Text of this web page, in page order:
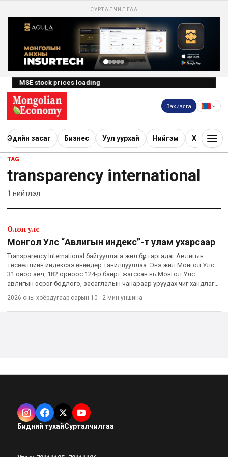
СУРТАЛЧИЛГАА
MSE stock prices loading
Захиалга
Эдийн засаг Бизнес Уул уурхай Нийгэм Хөрөнгө
TAG
transparency international
1 нийтлэл
Олон улс
Монгол Улс “Авлигын индекс”-т улам ухарсаар
Transparency International байгууллага жил бүр гаргадаг Авлигын
төсөөллийн индексээ өнөөдөр танилцууллаа. Энэ жил Монгол Улс
31 оноо авч, 182 орноос 124-р байрт жагссан нь Монгол Улс
авлигын эсрэг бодлого, засаглалын чанараар уруудах чиг хандлага
2026 оны хоёрдугаар сарын 10 · 2 мин уншина
Бидний тухайСурталчилгаа